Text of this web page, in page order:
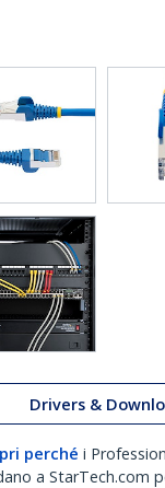
Drivers &
perché i
a StarTech.com